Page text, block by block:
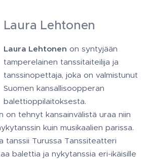
Laura Lehtonen
Laura Lehtonen on syntyjään
tamperelainen tanssitaiteilija ja
tanssinopettaja, joka on valmistunut
Suomen kansallisoopperan
balettioppilaitoksesta.
on tehnyt kansainvälistä uraa niin
kuin musikaalien parissa.
tanssii Turussa Tanssiteatteri
balettia ja nykytanssia eri-ikäisille